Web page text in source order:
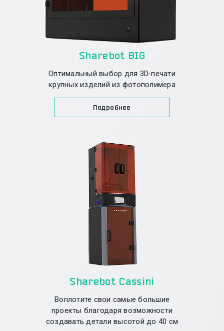
Sharebot BIG
Оптимальный выбор для 3D‑печати
крупных изделий из фотополимера
Подробнее
Sharebot Cassini
Воплотите свои самые большие
проекты благодаря возможности
создавать детали высотой до 40 см